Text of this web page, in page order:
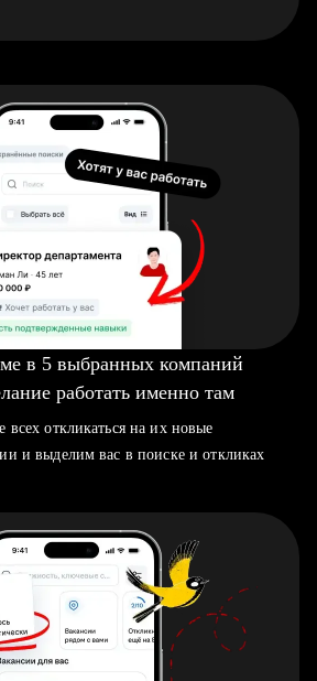
в 5 выбранных компаний
работать именно там
откликаться на их новые
и выделим вас в поиске и откликах